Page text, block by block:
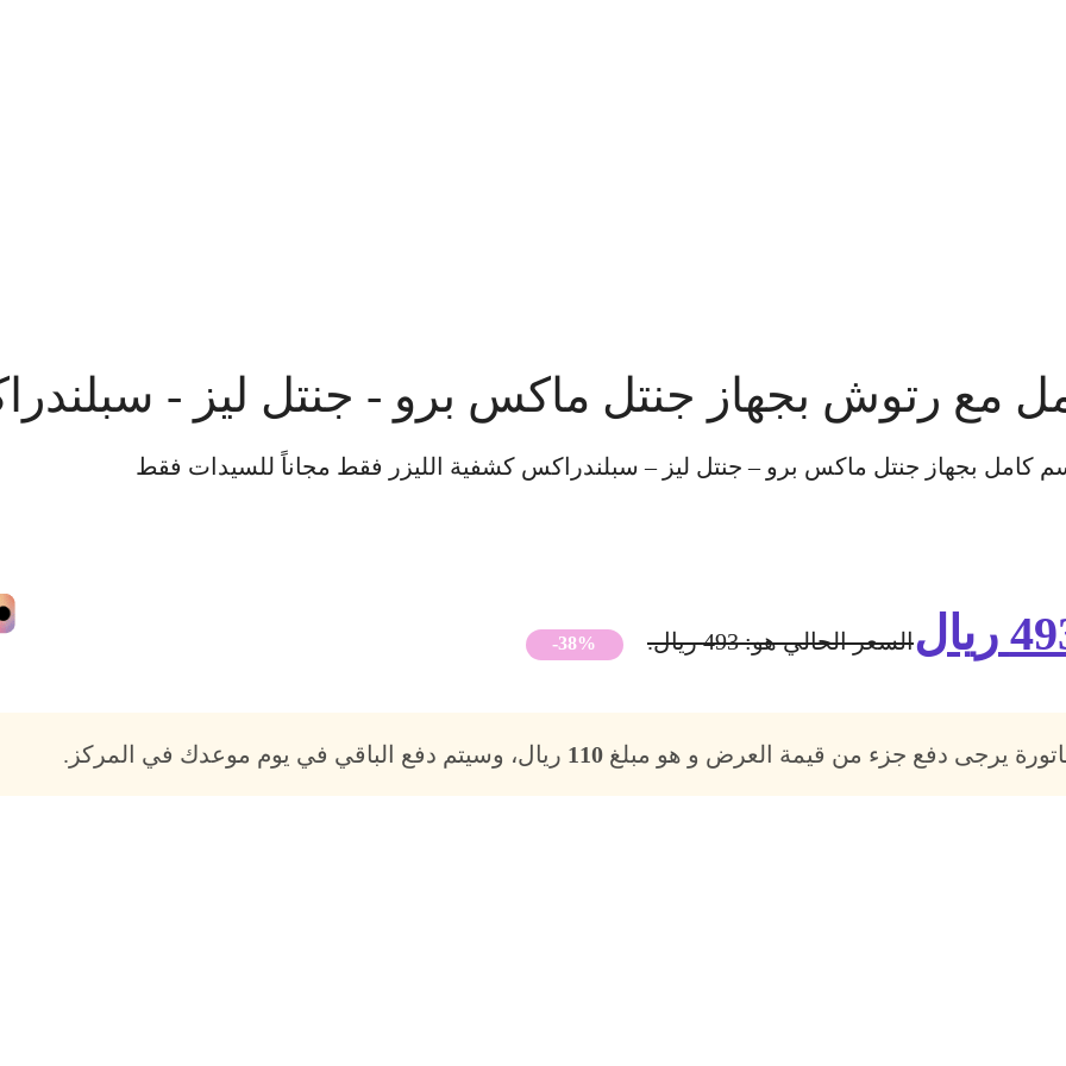
مع رتوش بجهاز جنتل ماكس برو - جنتل ليز -
بجهاز جنتل ماكس برو – جنتل ليز – سبلندراكس كشفية الليزر فقط مجاناً للسيدات فقط
ريالالسعر الحالي هو: 493 ريال. -38%
يرجى دفع جزء من قيمة العرض و هو مبلغ110 ريال، وسيتم دفع الباقي في يوم موعدك في المركز.